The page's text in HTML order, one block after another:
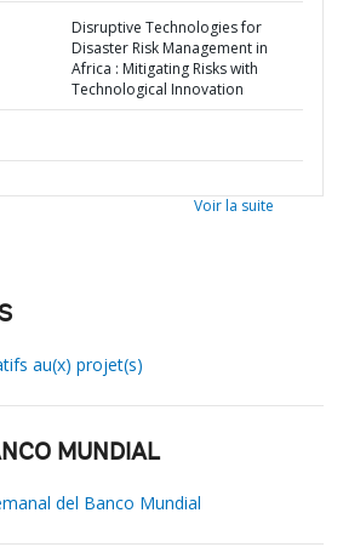
Disruptive Technologies for
Disaster Risk Management in
Africa : Mitigating Risks with
Technological Innovation
Voir la suite
au(x) projet(s)
MUNDIAL
del Banco Mundial